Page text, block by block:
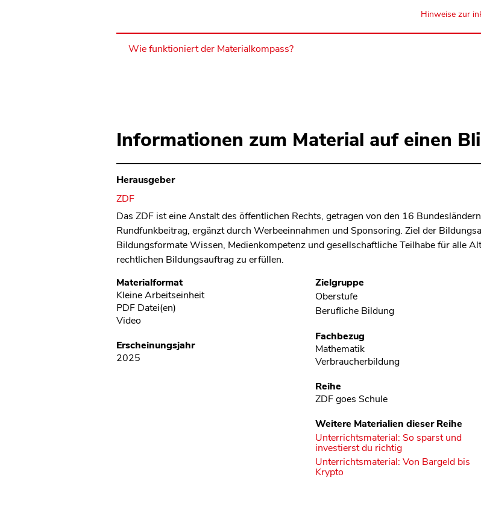
Hinweise zur
Wie funktioniert der Materialkompass?
Informationen zum Material auf einen
Herausgeber
ZDF
Das ZDF ist eine Anstalt des öffentlichen Rechts, getragen von den 16
Rundfunkbeitrag, ergänzt durch Werbeeinnahmen und Sponsoring. Ziel der
Bildungsformate Wissen, Medienkompetenz und gesellschaftliche Teilhabe für alle
rechtlichen Bildungsauftrag zu erfüllen.
Metadaten
Materialformat
Kleine Arbeitseinheit
PDF Datei(en)
Video
Erscheinungsjahr
2025
Zielgruppe
Oberstufe
Berufliche Bildung
Fachbezug
Mathematik
Verbraucherbildung
Reihe
ZDF goes Schule
Weitere Materialien dieser Reihe
Unterrichtsmaterial: So sparst und
investierst du richtig
Unterrichtsmaterial: Von Bargeld bis
Krypto